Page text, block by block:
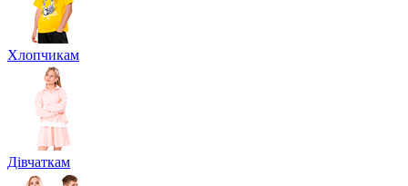
Хлопчикам
Дівчаткам